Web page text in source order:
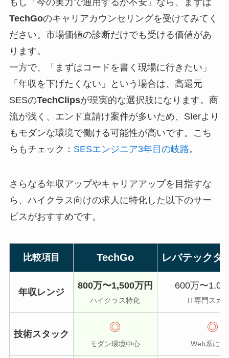
もし「今の実力で通用するか不安」なら、まずは
TechGoのキャリアカウンセリングを受けてみてく
ださい。市場価値の診断だけでも受ける価値があ
ります。
一方で、「まずはコードを書く現場に行きたい」
「年収を下げたくない」という場合は、高還元
SESのTechClipsが現実的な選択肢になります。商
流が浅く、エンド直請け案件が多いため、SIerより
もモダンな環境で働ける可能性が高いです。こち
らもチェック： SESエンジニア3年目の岐路。
さらなる年収アップやキャリアアップを目指すな
ら、ハイクラス向けの求人に特化した以下のサー
ビスがおすすめです。
比較項目 TechGo レバテックダ
年収レンジ
800万〜1,500万円
ハイクラス特化
600万〜
IT専門スカ
技術スタック
◎
モダン環境中心
◎
Web系に強